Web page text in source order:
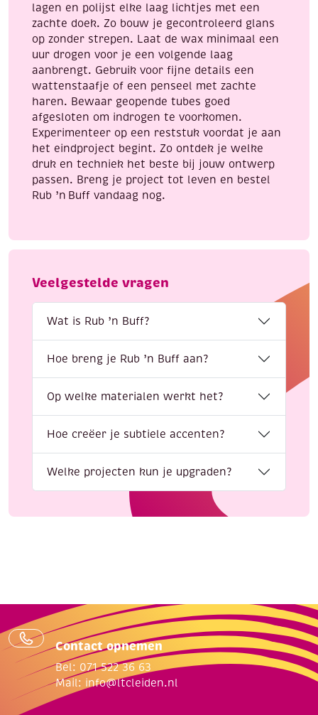
lagen en polijst elke laag lichtjes met een
zachte doek. Zo bouw je gecontroleerd glans
op zonder strepen. Laat de wax minimaal een
uur drogen voor je een volgende laag
aanbrengt. Gebruik voor fijne details een
wattenstaafje of een penseel met zachte
haren. Bewaar geopende tubes goed
afgesloten om indrogen te voorkomen.
Experimenteer op een reststuk voordat je aan
het eindproject begint. Zo ontdek je welke
druk en techniek het beste bij jouw ontwerp
passen. Breng je project tot leven en bestel
Rub ’n Buff vandaag nog.
Veelgestelde vragen
Wat is Rub ’n Buff?
Hoe breng je Rub ’n Buff aan?
Op welke materialen werkt het?
Hoe creëer je subtiele accenten?
Welke projecten kun je upgraden?
Contact opnemen
Bel: 071 522 36 63
Mail: info@ltcleiden.nl